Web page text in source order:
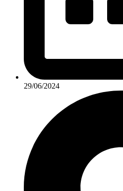
29/06/2024